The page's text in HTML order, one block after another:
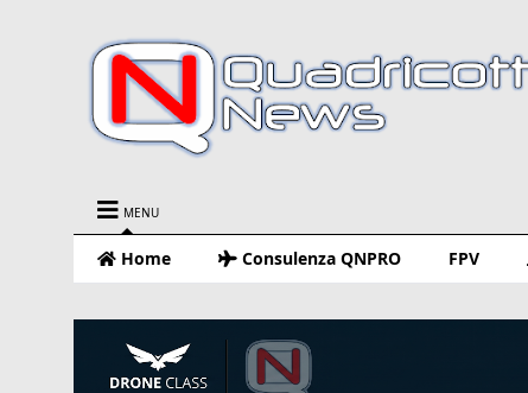
MENU
Home Consulenza QNPRO FPV